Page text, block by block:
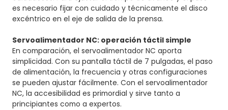
es necesario fijar con cuidado y técnicamente el disco
excéntrico en el eje de salida de la prensa.
Servoalimentador NC: operación táctil simple
En comparación, el servoalimentador NC aporta
simplicidad. Con su pantalla táctil de 7 pulgadas, el paso
de alimentación, la frecuencia y otras configuraciones
se pueden ajustar fácilmente. Con el servoalimentador
NC, la accesibilidad es primordial y sirve tanto a
principiantes como a expertos.